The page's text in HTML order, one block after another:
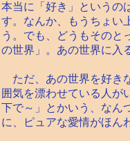
本当に「好き」というの
す。なんか、もうちょい
う。でも、どうもそのと
の世界」。あの世界に入
ただ、あの世界を好き
囲気を漂わせている人が
下で～」とかいう、なん
に、ピュアな愛情がほん